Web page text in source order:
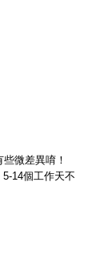
些微差異唷！
5-14個工作天不